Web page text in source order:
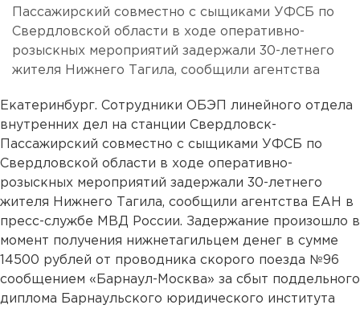
Пассажирский совместно с сыщиками УФСБ по
Свердловской области в ходе оперативно-
розыскных мероприятий задержали 30-летнего
жителя Нижнего Тагила, сообщили агентства
Екатеринбург. Сотрудники ОБЭП линейного отдела
внутренних дел на станции Свердловск-
Пассажирский совместно с сыщиками УФСБ по
Свердловской области в ходе оперативно-
розыскных мероприятий задержали 30-летнего
жителя Нижнего Тагила, сообщили агентства ЕАН в
пресс-службе МВД России. Задержание произошло в
момент получения нижнетагильцем денег в сумме
14500 рублей от проводника скорого поезда №96
сообщением «Барнаул-Москва» за сбыт поддельного
диплома Барнаульского юридического института